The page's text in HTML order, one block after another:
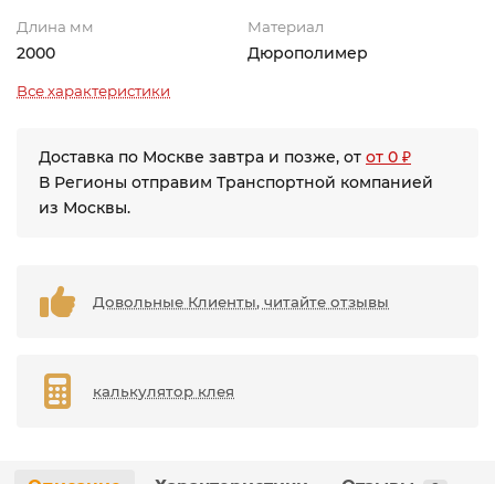
Длина мм
2000
Материал
Дюрополимер
Все характеристики
Доставка по Москве завтра и позже, от от 0 ₽
В Регионы отправим Транспортной компанией
из Москвы.
Довольные Клиенты, читайте отзывы
калькулятор клея